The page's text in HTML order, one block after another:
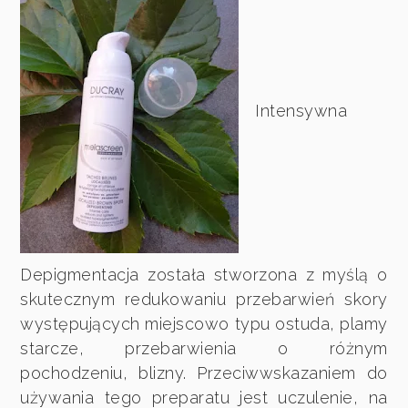
Intensywna
Depigmentacja została stworzona z myślą o
skutecznym redukowaniu przebarwień skory
występujących miejscowo typu ostuda, plamy
starcze, przebarwienia o różnym
pochodzeniu, blizny. Przeciwwskazaniem do
używania tego preparatu jest uczulenie, na